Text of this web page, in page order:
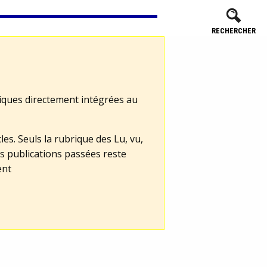
RECHERCHER
directement intégrées au
Seuls la rubrique des Lu, vu,
publications passées reste